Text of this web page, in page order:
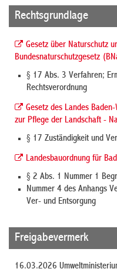
Rechtsgrundlage
Gesetz über Naturschutz
Bundesnaturschutzgesetz
§ 17 Abs. 3 Verfahren;
Rechtsverordnung
Gesetz des Landes
zur Pflege der Landschaft -
§ 17 Zuständigkeit und
Landesbauordnung für
§ 2 Abs. 1 Nummer 1
Nummer 4 des Anhangs
Ver- und Entsorgung
Freigabevermerk
16.03.2026